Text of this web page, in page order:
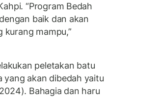
“Program Bedah
baik dan akan
mampu,”
peletakan batu
yang akan dibedah yaitu
Bahagia dan haru